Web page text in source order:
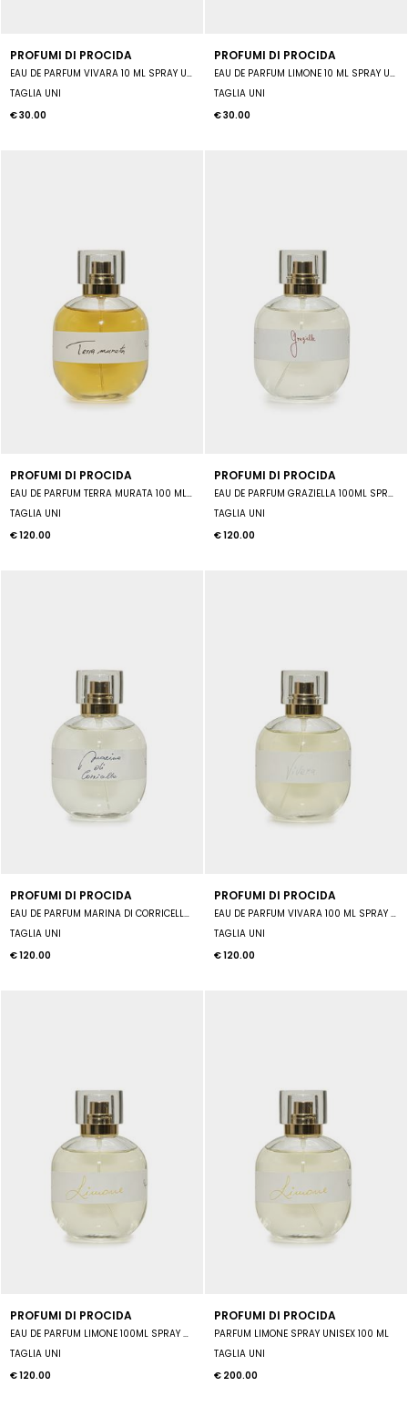
PROFUMI DI PROCIDA
EAU DE PARFUM VIVARA 10 ML SPRAY UNISEX
TAGLIA UNI
€ 30.00
PROFUMI DI PROCIDA
EAU DE PARFUM LIMONE 10 ML SPRAY UNISEX
TAGLIA UNI
€ 30.00
PROFUMI DI PROCIDA
EAU DE PARFUM TERRA MURATA 100 ML SPRAY UNISEX
TAGLIA UNI
€ 120.00
PROFUMI DI PROCIDA
EAU DE PARFUM GRAZIELLA 100ML SPRAY UNISEX
TAGLIA UNI
€ 120.00
PROFUMI DI PROCIDA
EAU DE PARFUM MARINA DI CORRICELLA 100 ML SPRAY UNISEX
TAGLIA UNI
€ 120.00
PROFUMI DI PROCIDA
EAU DE PARFUM VIVARA 100 ML SPRAY UNISEX
TAGLIA UNI
€ 120.00
PROFUMI DI PROCIDA
EAU DE PARFUM LIMONE 100ML SPRAY UNISEX
TAGLIA UNI
€ 120.00
PROFUMI DI PROCIDA
PARFUM LIMONE SPRAY UNISEX 100 ML
TAGLIA UNI
€ 200.00